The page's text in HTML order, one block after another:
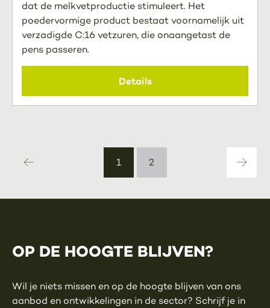
dat de melkvetproductie stimuleert. Het
poedervormige product bestaat voornamelijk uit
verzadigde C:16 vetzuren, die onaangetast de
pens passeren.
Details
1 2
OP DE HOOGTE BLIJVEN?
Wil je niets missen en op de hoogte blijven van ons
aanbod en ontwikkelingen in de sector? Schrijf je in